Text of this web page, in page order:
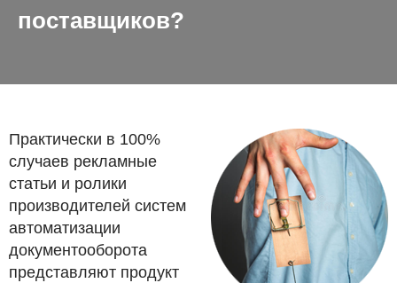
поставщиков?
Практически в 100%
случаев рекламные
статьи и ролики
производителей систем
автоматизации
документооборота
представляют продукт